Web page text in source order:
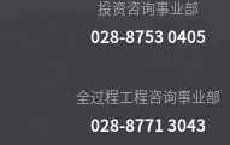
投资咨询事业部
028-8753 0405
全过程工程咨询事业部
028-8771 3043